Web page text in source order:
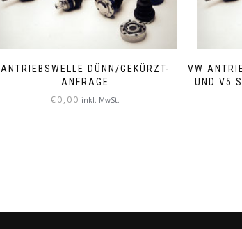
ANTRIEBSWELLE DÜNN/GEKÜRZT-
ANFRAGE
€0,00 inkl. MwSt.
VW
UND V5